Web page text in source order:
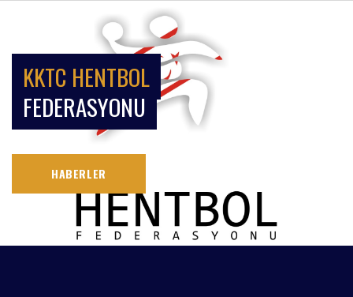
KKTC HENTBOL
FEDERASYONU
HABERLER